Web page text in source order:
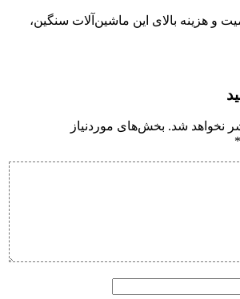
و هزینه بالای این ماشین‌آلات سنگین،
نخواهد شد. بخش‌های موردنیاز
*